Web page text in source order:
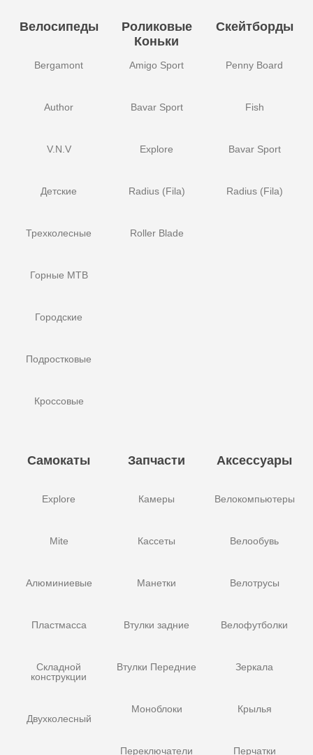
Велосипеды
Bergamont
Author
V.N.V
Детские
Трехколесные
Горные MTB
Городские
Подростковые
Кроссовые
Роликовые
Коньки
Amigo Sport
Bavar Sport
Explore
Radius (Fila)
Roller Blade
Скейтборды
Penny Board
Fish
Bavar Sport
Radius (Fila)
Самокаты
Explore
Mite
Алюминиевые
Пластмасса
Складной
конструкции
Двухколесный
Запчасти
Камеры
Кассеты
Манетки
Втулки задние
Втулки Передние
Моноблоки
Переключатели
Аксессуары
Велокомпьютеры
Велообувь
Велотрусы
Велофутболки
Зеркала
Крылья
Перчатки